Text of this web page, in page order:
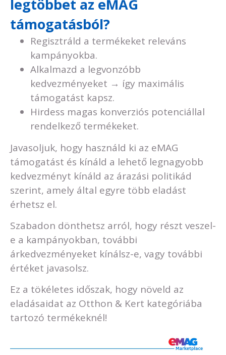
legtöbbet az eMAG
támogatásból?
Regisztráld a termékeket releváns
kampányokba.
Alkalmazd a legvonzóbb
kedvezményeket → így maximális
támogatást kapsz.
Hirdess magas konverziós potenciállal
rendelkező termékeket.
Javasoljuk, hogy használd ki az eMAG
támogatást és kínáld a lehető legnagyobb
kedvezményt kínáld az árazási politikád
szerint, amely által egyre több eladást
érhetsz el.
Szabadon dönthetsz arról, hogy részt veszel-
e a kampányokban, további
árkedvezményeket kínálsz-e, vagy további
értéket javasolsz.
Ez a tökéletes időszak, hogy növeld az
eladásaidat az Otthon & Kert kategóriába
tartozó termékeknél!